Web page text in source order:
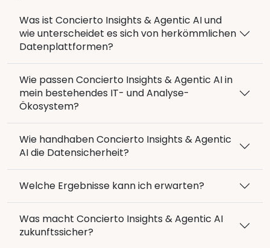
Was ist Concierto Insights & Agentic AI und
wie unterscheidet es sich von herkömmlichen
Datenplattformen?
Wie passen Concierto Insights & Agentic AI in
mein bestehendes IT- und Analyse-
Ökosystem?
Wie handhaben Concierto Insights & Agentic
AI die Datensicherheit?
Welche Ergebnisse kann ich erwarten?
Was macht Concierto Insights & Agentic AI
zukunftssicher?